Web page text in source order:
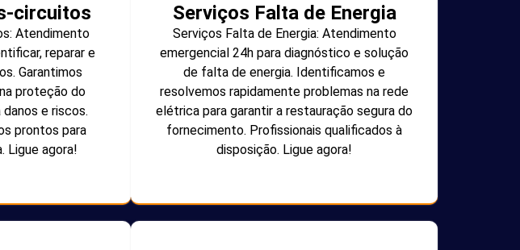
circuitos
Atendimento
reparar e
Garantimos
proteção do
e riscos.
prontos para
Ligue agora!
Serviços Falta de Energia
Serviços Falta de Energia: Atendimento
emergencial 24h para diagnóstico e solução
de falta de energia. Identificamos e
resolvemos rapidamente problemas na rede
elétrica para garantir a restauração segura do
fornecimento. Profissionais qualificados à
disposição. Ligue agora!